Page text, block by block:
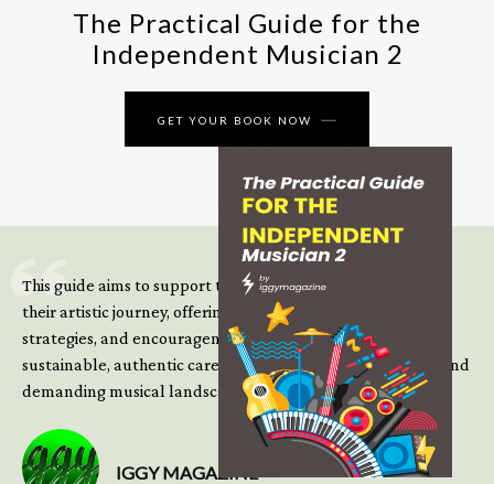
The Practical Guide for the
Independent Musician 2
GET YOUR BOOK NOW
This guide aims to support those climbing the next steps of
their artistic journey, offering practical insight, updated
strategies, and encouragement to continue building
sustainable, authentic careers in an increasingly complex and
demanding musical landscape.
IGGY MAGAZINE